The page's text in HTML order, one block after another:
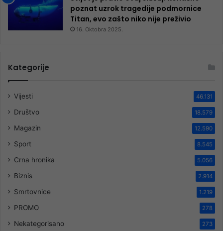
poznat uzrok tragedije podmornice
Titan, evo zašto niko nije preživio
16. Oktobra 2025.
Kategorije
Vijesti 46.131
Društvo 18.579
Magazin 12.590
Sport 8.545
Crna hronika 5.056
Biznis 2.914
Smrtovnice 1.219
PROMO 278
Nekategorisano 273